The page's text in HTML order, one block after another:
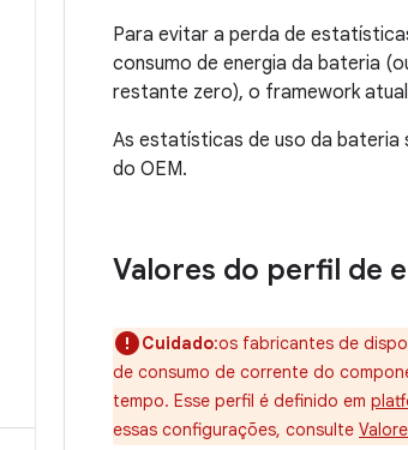
Para evitar a perda de
consumo de energia da bateria
restante zero), o framework
As estatísticas de uso da bateria
do OEM.
Valores do perfil de
Cuidado:os fabricantes de
de consumo de corrente do
tempo. Esse perfil é definido em
essas configurações, consulte